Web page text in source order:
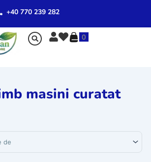
+40 770 239 282
0
masini curatat